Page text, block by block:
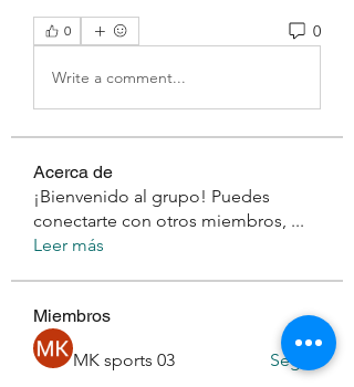
0 0
Write a comment...
Acerca de
¡Bienvenido al grupo! Puedes
conectarte con otros miembros, ...
Leer más
Miembros
MK sports 03 Seguir